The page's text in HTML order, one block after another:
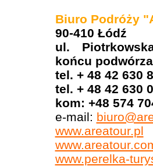
Biuro Podróży
90-410 Łódź
ul.
końcu
tel. + 48 42 630
tel. + 48 42 630
kom: +48 574
e-mail:
www.areatour.pl
www.perelka-